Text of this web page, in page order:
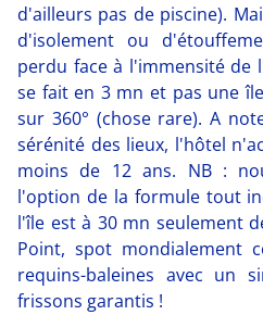
d'ailleurs pas de piscine).
d'isolement ou
perdu face à l'immensité de
se fait en 3 mn et pas une
sur 360° (chose rare). A
sérénité des lieux, l'hôtel
moins de 12 ans. NB :
l'option de la formule tout
l'île est à 30 mn seulement
Point, spot mondialement
requins-baleines avec un
frissons garantis !